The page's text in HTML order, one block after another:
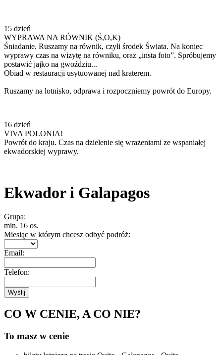
15 dzień
WYPRAWA NA RÓWNIK (Ś,O,K)
Śniadanie. Ruszamy na równik, czyli środek Świata. Na koniec
wyprawy czas na wizytę na równiku, oraz „insta foto”. Spróbujemy
postawić jajko na gwoździu...
Obiad w restauracji usytuowanej nad kraterem.
Ruszamy na lotnisko, odprawa i rozpoczniemy powrót do Europy.
16 dzień
VIVA POLONIA!
Powrót do kraju. Czas na dzielenie się wrażeniami ze wspaniałej
ekwadorskiej wyprawy.
Ekwador i Galapagos
Grupa:
min. 16 os.
Miesiąc w którym chcesz odbyć podróż:
Email:
Telefon:
CO W CENIE, A CO NIE?
To masz w cenie